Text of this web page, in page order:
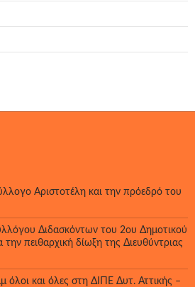
Αριστοτέλη και την πρόεδρό του
Διδασκόντων του 2ου Δημοτικού
πειθαρχική δίωξη της Διευθύντριας
όλοι και όλες στη ΔΙΠΕ Δυτ. Αττικής –